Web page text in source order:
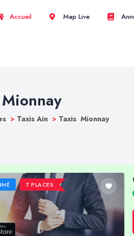
Accueil Map Live
> Taxis Ain > Taxis Mionnay
7 PLACES